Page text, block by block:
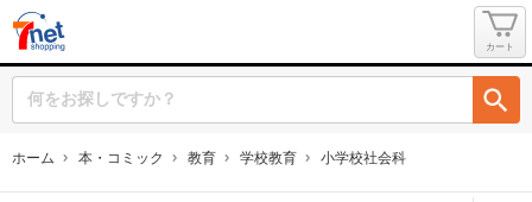
カート
ホーム 本・コミック 教育 学校教育 小学校社会科